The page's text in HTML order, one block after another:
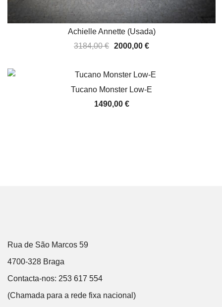
Achielle Annette (Usada)
3184,00€ O
original
2000,00 €O
atual
Tucano Monster Low-E
1490,00 €
Rua de São Marcos 59
4700-328 Braga
Contacta-nos: 253 617 554
(Chamada para a rede fixa nacional)